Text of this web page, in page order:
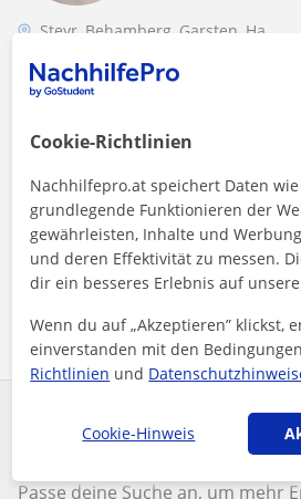
Steyr, Behamberg, Garsten, Ha...
Deutsch
Deutsch
Ich freue mich, Euch bei der
Deutschkenntnisse Un...
Passe deine Suche an, um mehr
Cookie-Richtlinien
Nachhilfepro.at speichert Daten wie
grundlegende Funktionieren der
gewährleisten, Inhalte und
und deren Effektivität zu messen.
dir ein besseres Erlebnis auf
Wenn du auf „Akzeptieren” klickst,
einverstanden mit den
Richtlinien und
Cookie-Hinweis